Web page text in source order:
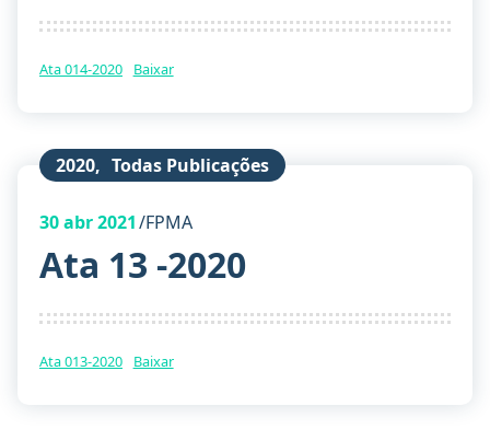
Ata 014-2020 Baixar
2020, Todas Publicações
30abr 2021 FPMA
Ata 13 -2020
Ata 013-2020 Baixar